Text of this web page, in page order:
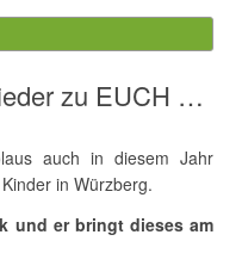
zu EUCH …
auch in diesem Jahr
in Würzberg.
und er bringt dieses am